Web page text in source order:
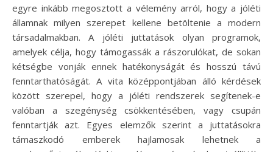
egyre inkább megosztott a vélemény arról, hogy a jóléti
államnak milyen szerepet kellene betöltenie a modern
társadalmakban. A jóléti juttatások olyan programok,
amelyek célja, hogy támogassák a rászorulókat, de sokan
kétségbe vonják ennek hatékonyságát és hosszú távú
fenntarthatóságát. A vita középpontjában álló kérdések
között szerepel, hogy a jóléti rendszerek segítenek-e
valóban a szegénység csökkentésében, vagy csupán
fenntartják azt. Egyes elemzők szerint a juttatásokra
támaszkodó emberek hajlamosak lehetnek a